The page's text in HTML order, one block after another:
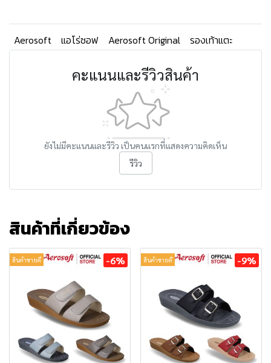
Aerosoft แอโร่ซอฟ Aerosoft Original รองเท้าแตะ
คะแนนและรีวิวสินค้า
ยังไม่มีคะแนนและรีวิว เป็นคนแรกที่แสดงความคิดเห็น
รีวิว
สินค้าที่เกี่ยวข้อง
สินค้าขายดี -6% สินค้าขายดี -9%